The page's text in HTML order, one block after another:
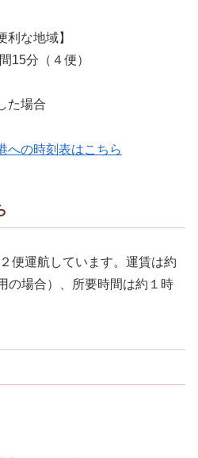
利な地域】
15分（４便）
た場合
への時刻表はこちら
便運航しています。運賃は約
の場合）、所要時間は約１時